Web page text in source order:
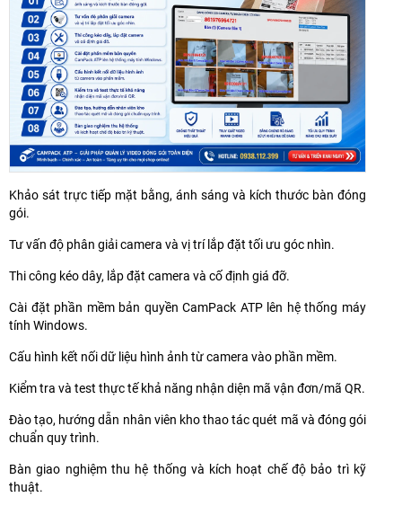
Khảo sát trực tiếp mặt bằng, ánh sáng và kích thước bàn đóng
gói.
Tư vấn độ phân giải camera và vị trí lắp đặt tối ưu góc nhìn.
Thi công kéo dây, lắp đặt camera và cố định giá đỡ.
Cài đặt phần mềm bản quyền CamPack ATP lên hệ thống máy
tính Windows.
Cấu hình kết nối dữ liệu hình ảnh từ camera vào phần mềm.
Kiểm tra và test thực tế khả năng nhận diện mã vận đơn/mã QR.
Đào tạo, hướng dẫn nhân viên kho thao tác quét mã và đóng gói
chuẩn quy trình.
Bàn giao nghiệm thu hệ thống và kích hoạt chế độ bảo trì kỹ
thuật.